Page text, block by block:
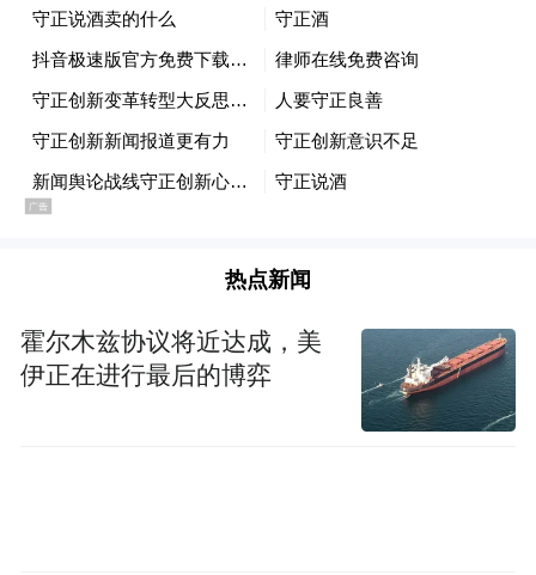
然而，当行业“退烧”，市场回归理性，渠道
库存高企，前期投入与产品动销之间的巨大
鸿沟便无情地暴露出来，“野蛮生长”模式下
企业抗风险能力不足的集中体现。
更为深层的是，“守正”二字的失落。酱酒作
于“匠心”与“品质”。然而，在资本驱动下，
营造品牌神话上，而非扎实提升产品力与构
热点新闻
霍尔木兹协议将近达成，美
伊正在进行最后的博弈